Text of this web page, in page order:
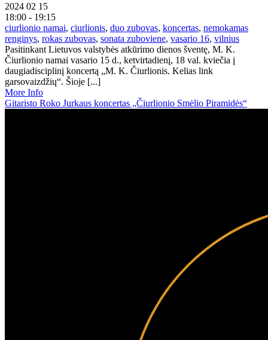
2024 02 15
18:00 - 19:15
ciurlionio namai, ciurlionis, duo zubovas, koncertas, nemokamas
renginys, rokas zubovas, sonata zuboviene, vasario 16, vilnius
Pasitinkant Lietuvos valstybės atkūrimo dienos šventę, M. K.
Čiurlionio namai vasario 15 d., ketvirtadienį, 18 val. kviečia į
daugiadisciplinį koncertą „M. K. Čiurlionis. Kelias link
garsovaizdžių“. Šioje [...]
More Info
Gitaristo Roko Jurkaus koncertas „Čiurlionio Smėlio Piramidės“